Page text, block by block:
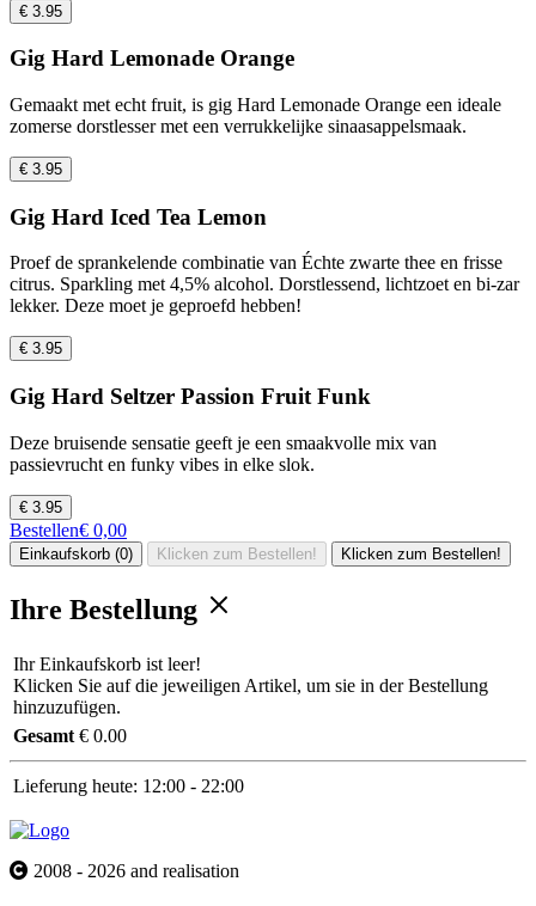
€ 3.95
Gig Hard Lemonade Orange
Gemaakt met echt fruit, is gig Hard Lemonade Orange een ideale
zomerse dorstlesser met een verrukkelijke sinaasappelsmaak.
€ 3.95
Gig Hard Iced Tea Lemon
Proef de sprankelende combinatie van Échte zwarte thee en frisse
citrus. Sparkling met 4,5% alcohol. Dorstlessend, lichtzoet en bi-zar
lekker. Deze moet je geproefd hebben!
€ 3.95
Gig Hard Seltzer Passion Fruit Funk
Deze bruisende sensatie geeft je een smaakvolle mix van
passievrucht en funky vibes in elke slok.
€ 3.95
Bestellen€ 0,00
Einkaufskorb (0) Klicken zum Bestellen! Klicken zum Bestellen!
Ihre Bestellung
Ihr Einkaufskorb ist leer!
Klicken Sie auf die jeweiligen Artikel, um sie in der Bestellung
hinzuzufügen.
Gesamt € 0.00
Lieferung heute: 12:00 - 22:00
2008 - 2026 and realisation